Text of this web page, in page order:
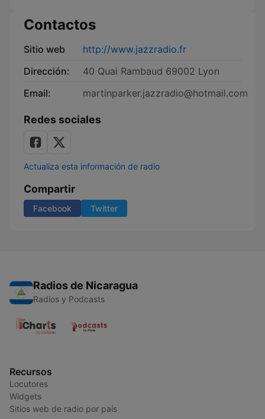
Contactos
Sitio web
http://www.jazzradio.fr
Dirección:
40 Quai Rambaud 69002 Lyon
Email:
martinparker.jazzradio@hotmail.com
Redes sociales
Actualiza esta información de radio
Compartir
Facebook Twitter
Radios de Nicaragua
Radios y Podcasts
Recursos
Locutores
Widgets
Sitios web de radio por país